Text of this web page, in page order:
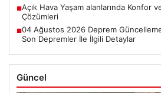
■Açık Hava Yaşam alanlarında Konfor
Çözümleri
■04 Ağustos 2026 Deprem
Son Depremler İle İlgili Detaylar
Güncel